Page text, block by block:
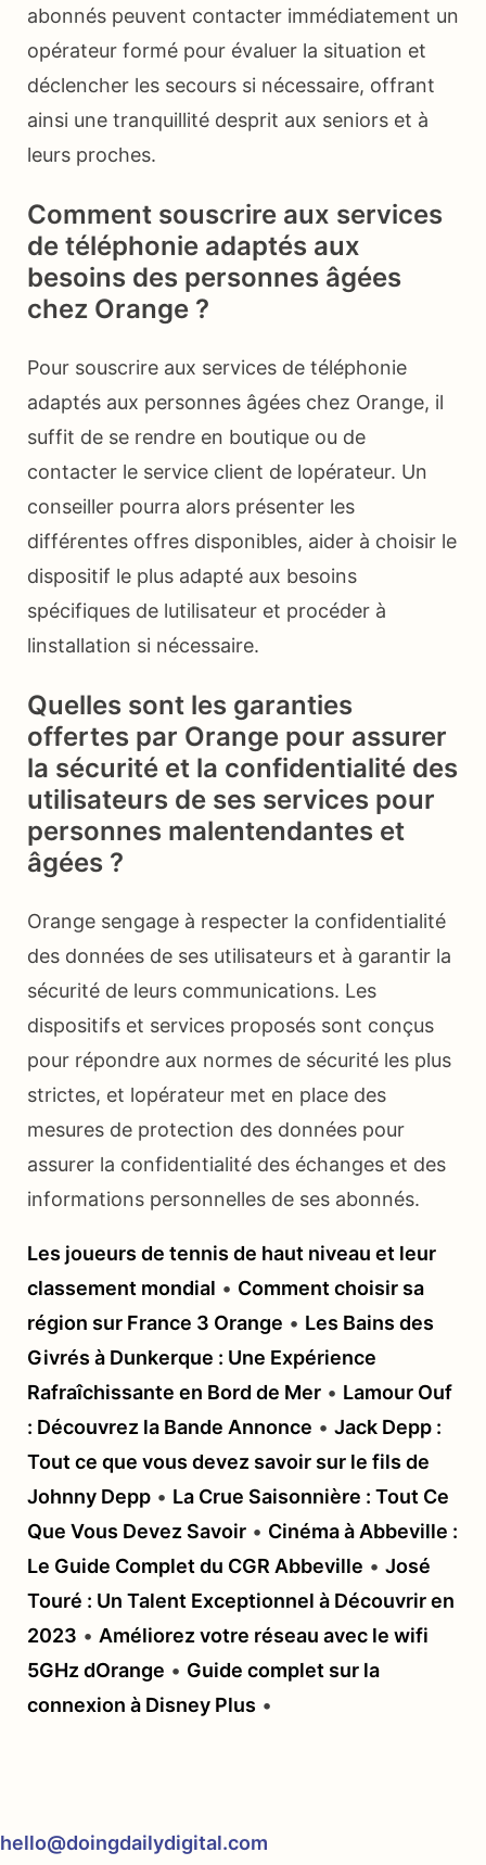
abonnés peuvent contacter immédiatement un
opérateur formé pour évaluer la situation et
déclencher les secours si nécessaire, offrant
ainsi une tranquillité desprit aux seniors et à
leurs proches.
Comment souscrire aux services
de téléphonie adaptés aux
besoins des personnes âgées
chez Orange ?
Pour souscrire aux services de téléphonie
adaptés aux personnes âgées chez Orange, il
suffit de se rendre en boutique ou de
contacter le service client de lopérateur. Un
conseiller pourra alors présenter les
différentes offres disponibles, aider à choisir le
dispositif le plus adapté aux besoins
spécifiques de lutilisateur et procéder à
linstallation si nécessaire.
Quelles sont les garanties
offertes par Orange pour assurer
la sécurité et la confidentialité des
utilisateurs de ses services pour
personnes malentendantes et
âgées ?
Orange sengage à respecter la confidentialité
des données de ses utilisateurs et à garantir la
sécurité de leurs communications. Les
dispositifs et services proposés sont conçus
pour répondre aux normes de sécurité les plus
strictes, et lopérateur met en place des
mesures de protection des données pour
assurer la confidentialité des échanges et des
informations personnelles de ses abonnés.
Les joueurs de tennis de haut niveau et leur
classement mondial • Comment choisir sa
région sur France 3 Orange • Les Bains des
Givrés à Dunkerque : Une Expérience
Rafraîchissante en Bord de Mer • Lamour Ouf
: Découvrez la Bande Annonce • Jack Depp :
Tout ce que vous devez savoir sur le fils de
Johnny Depp • La Crue Saisonnière : Tout Ce
Que Vous Devez Savoir • Cinéma à Abbeville :
Le Guide Complet du CGR Abbeville • José
Touré : Un Talent Exceptionnel à Découvrir en
2023 • Améliorez votre réseau avec le wifi
5GHz dOrange • Guide complet sur la
connexion à Disney Plus •
hello@doingdailydigital.com